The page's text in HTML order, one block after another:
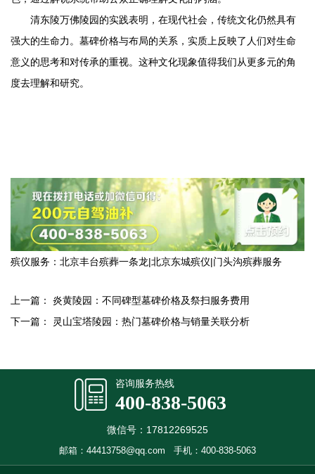
清东陵万佛陵园的实践表明，在现代社会，传统文化仍然具有
强大的生命力。墓碑价格与布局的关系，实质上反映了人们对生命
意义的思考和对传承的重视。这种文化现象值得我们从更多元的角
度去理解和研究。
殡仪服务： 北京丰台殡葬一条龙|北京东城殡仪|门头沟殡葬服务
上一篇： 炎黄陵园：不同碑型墓碑价格及祭扫服务费用
下一篇：
灵山宝塔陵园：热门墓碑价格与销量关联分析
咨询服务热线
400-838-5063
微信号：17812269525
邮箱：44413758@qq.com 手机：400-838-5063